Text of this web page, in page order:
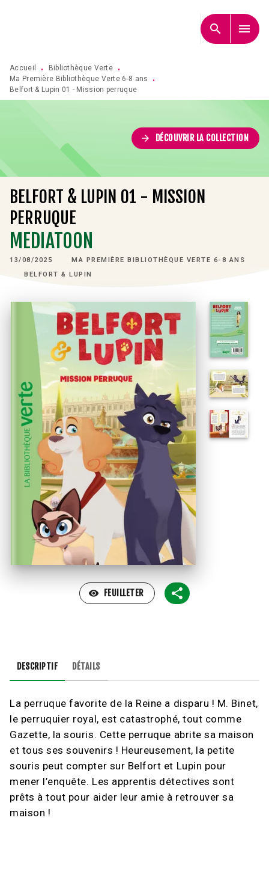
search menu
Accueil • Bibliothèque Verte
•
Ma Première Bibliothèque Verte 6-8 ans
•
Belfort & Lupin 01 - Mission perruque
arrow_forward DÉCOUVRIR LA COLLECTION
BELFORT & LUPIN 01 - MISSION
PERRUQUE
MEDIATOON
13/08/2025
MA PREMIÈRE BIBLIOTHÈQUE VERTE 6-8 ANS
BELFORT & LUPIN
visibility FEUILLETER
DESCRIPTIF DÉTAILS
La perruque favorite de la Reine a disparu ! M. Binet,
le perruquier royal, est catastrophé, tout comme
Gazette, la souris. Cette perruque abrite sa maison
et tous ses souvenirs ! Heureusement, la petite
souris peut compter sur Belfort et Lupin pour
mener l’enquête. Les apprentis détectives sont
prêts à tout pour aider leur amie à retrouver sa
maison !